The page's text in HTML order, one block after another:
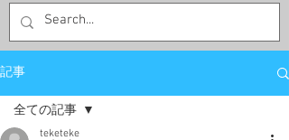
記事
全ての記事
teketeke